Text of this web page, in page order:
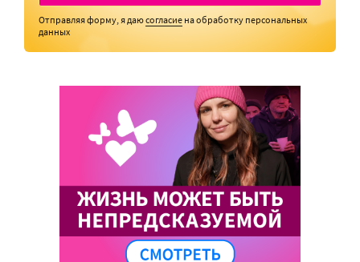
Отправляя форму, я даюсогласие на обработку персональных
данных